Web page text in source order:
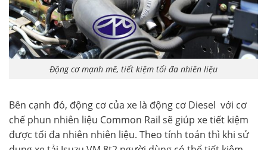
Động cơ mạnh mẽ, tiết kiệm tối đa nhiên liệu
Bên cạnh đó, động cơ của xe là động cơ Diesel với cơ
chế phun nhiên liệu Common Rail sẽ giúp xe tiết kiệm
được tối đa nhiên nhiên liệu. Theo tính toán thì khi sử